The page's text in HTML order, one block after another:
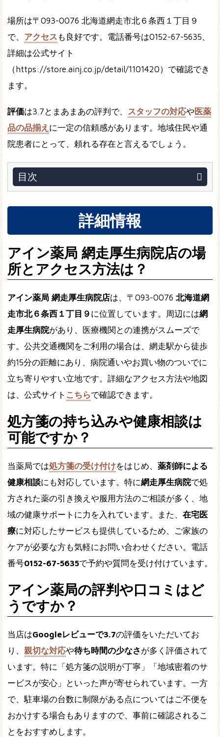
場所は〒093-0076 北海道網走市北６条西１丁目９
で、 アクセス も良好です。電話番号は0152-67-5635、
詳細は公式サイト
（https://store.ainj.co.jp/detail/1101420）で確認でき
ます。
評価は3.7とまあまあの評判で、 スタッフの対応や医薬
品の品揃え に一定の信頼感があります。地域住民や通
院患者にとって、頼れる存在と言えるでしょう。
目次
詳細情報
アイン薬局 網走厚生病院店の場
所とアクセス方法は？
アイン薬局 網走厚生病院店は、〒093-0076 北海道網
走市北６条西１丁目９ に位置しています。周辺には網
走厚生病院があり、医療機関との連携がスムーズで
す。公共交通機関をご利用の場合は、網走駅から徒歩
約15分の距離にあり、病院通いやお買い物のついでに
立ち寄りやすい立地です。詳細なアクセス方法や地図
は、公式サイト こちらで確認できます。
処方箋の持ち込みや健康相談は
可能ですか？
当薬局では処方箋の受け付けをはじめ、 薬剤師による
健康相談にも対応しています。特に網走厚生病院で処
方された薬の引き換えや服用方法のご相談が多く、地
域の健康サポートに力を入れています。また、 在宅医
療に対応したサービスも提供しているため、ご家族の
ケアが必要な方も気軽にお問い合わせください。電話
番号0152-67-5635で予約や質問を受け付けています。
アイン薬局の評判や口コミはど
うですか？
当店はGoogleレビューで3.7の評価をいただいてお
り、 親切な対応や待ち時間の少なさが多く評価されて
います。特に「処方箋の説明が丁寧」「地域密着のサ
ービスが安心」といった声が寄せられています。一方
で、駐車場の台数に制限がある点についてはご不便を
おかけする場合もありますので、事前に確認されるこ
とをおすすめします。